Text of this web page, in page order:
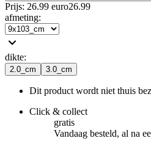
Prijs: 26.99 euro26.99
afmeting:
dikte:
2.0_cm 3.0_cm
Dit product wordt niet thuis
Click & collect
gratis
Vandaag besteld, al na